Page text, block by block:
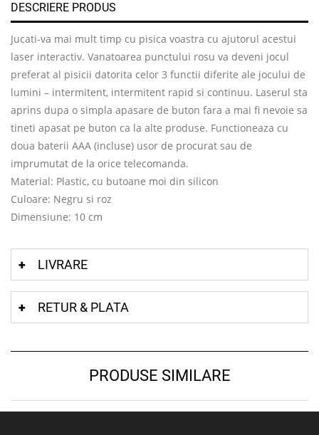
DESCRIERE PRODUS
Jucati-va mai mult timp cu pisica voastra cu ajutorul acestui
laser interactiv. Vanatoarea punctului rosu va deveni jocul
preferat al pisicii datorita celor 3 functii diferite ale jocului de
lumini – intermitent, intermitent rapid si continuu. Laserul sta
aprins dupa o simpla apasare de buton fara a mai fi nevoie sa
tineti apasat pe buton ca la alte produse. Functioneaza cu
doua baterii AAA (incluse) usor de procurat sau de
imprumutat de la orice telecomanda.
Material: Plastic, cu butoane moi din silicon
Culoare: Negru si roz
Dimensiune: 10 cm
LIVRARE
RETUR & PLATA
PRODUSE SIMILARE